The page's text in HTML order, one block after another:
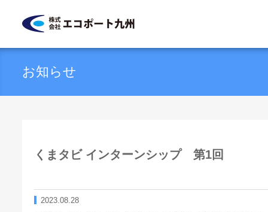
お知らせ
くまタビ インターンシップ 第1回
2023.08.28